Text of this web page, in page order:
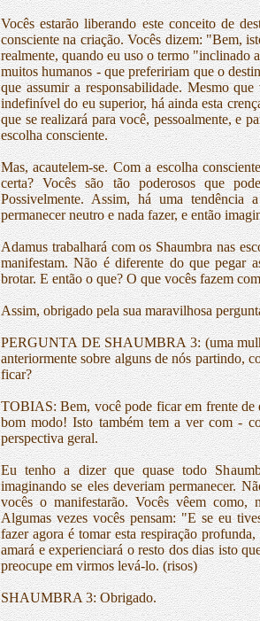
Vocês estarão liberando este conceito de
consciente na criação. Vocês dizem: "Bem,
realmente, quando eu uso o termo "inclinado
muitos humanos - que prefeririam que o
que assumir a responsabilidade. Mesmo
indefinível do eu superior, há ainda esta
que se realizará para você, pessoalmente, e
escolha consciente.
Mas, acautelem-se. Com a escolha
certa? Vocês são tão poderosos que
Possivelmente. Assim, há uma
permanecer neutro e nada fazer, e então
Adamus trabalhará com os Shaumbra nas
manifestam. Não é diferente do que pegar
brotar. E então o que? O que vocês fazem
Assim, obrigado pela sua maravilhosa
PERGUNTA DE SHAUMBRA 3: (uma
anteriormente sobre alguns de nós partindo,
ficar?
TOBIAS: Bem, você pode ficar em frente de
bom modo! Isto também tem a ver com -
perspectiva geral.
Eu tenho a dizer que quase todo
imaginando se eles deveriam permanecer.
vocês o manifestarão. Vocês vêem como,
Algumas vezes vocês pensam: "E se eu
fazer agora é tomar esta respiração
amará e experienciará o resto dos dias isto
preocupe em virmos levá-lo. (risos)
SHAUMBRA 3: Obrigado.